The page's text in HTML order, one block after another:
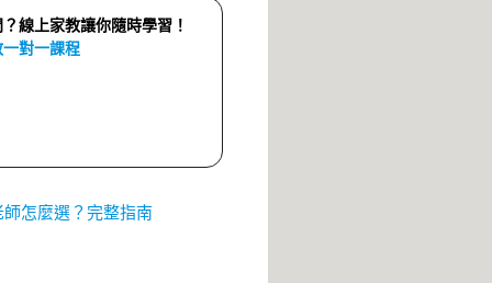
線上家教讓你隨時學習！
對一課程
怎麼選？完整指南